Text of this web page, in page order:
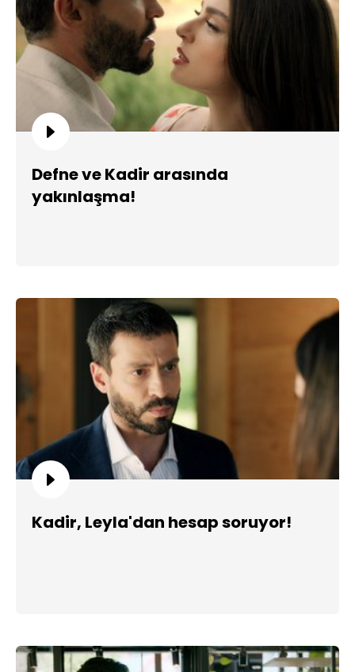
Defne ve Kadir arasında
yakınlaşma!
Kadir, Leyla'dan hesap soruyor!